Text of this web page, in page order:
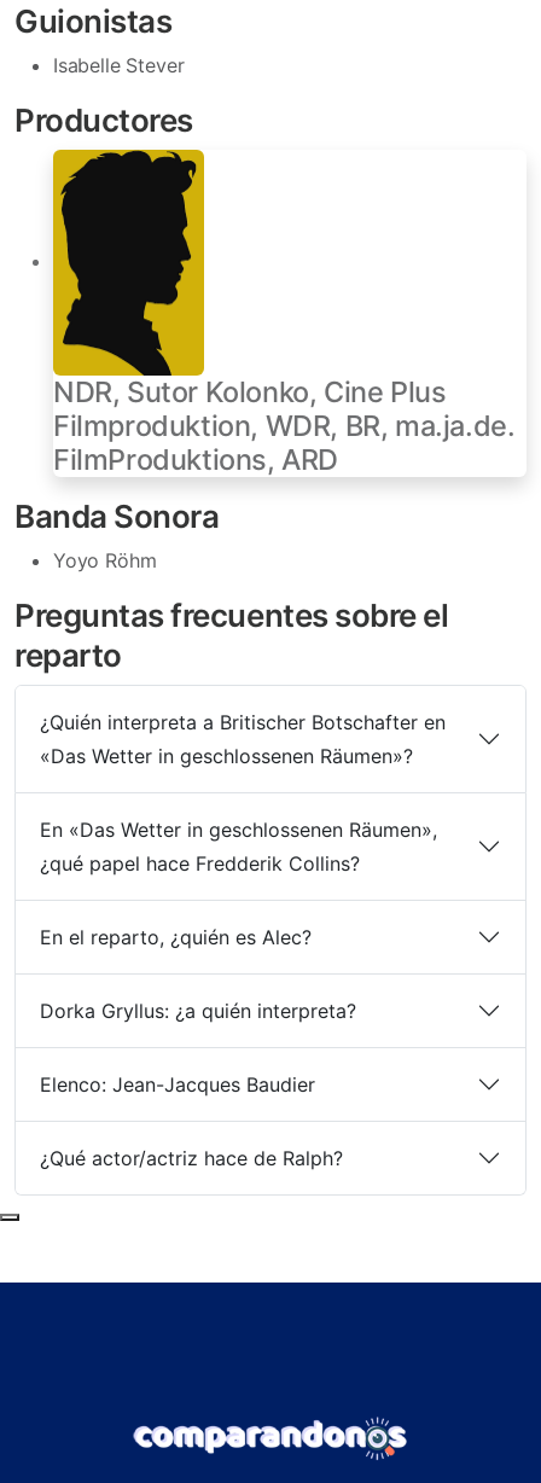
Guionistas
Isabelle Stever
Productores
NDR, Sutor Kolonko, Cine Plus
Filmproduktion, WDR, BR, ma.ja.de.
FilmProduktions, ARD
Banda Sonora
Yoyo Röhm
Preguntas frecuentes sobre el
reparto
¿Quién interpreta a Britischer Botschafter en
«Das Wetter in geschlossenen Räumen»?
En «Das Wetter in geschlossenen Räumen»,
¿qué papel hace Fredderik Collins?
En el reparto, ¿quién es Alec?
Dorka Gryllus: ¿a quién interpreta?
Elenco: Jean-Jacques Baudier
¿Qué actor/actriz hace de Ralph?